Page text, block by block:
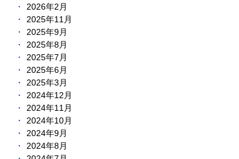
2026年2月
2025年11月
2025年9月
2025年8月
2025年7月
2025年6月
2025年3月
2024年12月
2024年11月
2024年10月
2024年9月
2024年8月